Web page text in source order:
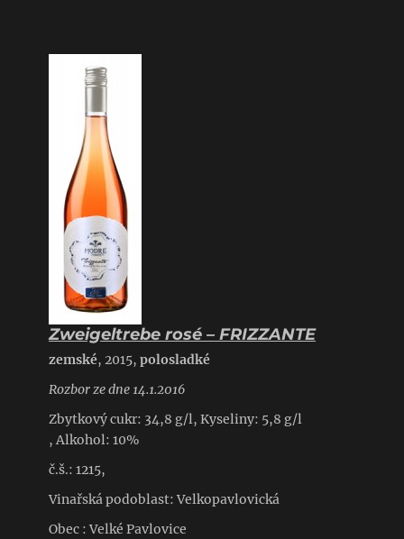
Zweigeltrebe rosé – FRIZZANTE
zemské, 2015, polosladké
Rozbor ze dne 14.1.2016
Zbytkový cukr: 34,8 g/l, Kyseliny: 5,8 g/l
, Alkohol: 10%
č.š.: 1215,
Vinařská podoblast: Velkopavlovická
Obec : Velké Pavlovice